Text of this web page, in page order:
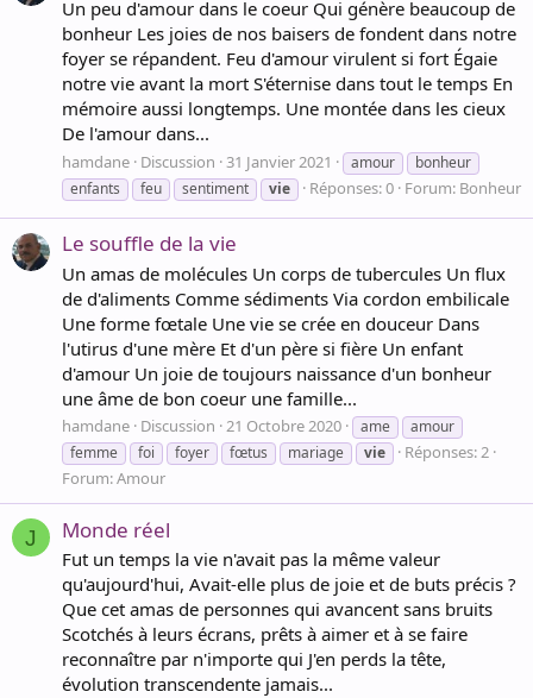
Un peu d'amour dans le coeur Qui génère beaucoup de
bonheur Les joies de nos baisers de fondent dans notre
foyer se répandent. Feu d'amour virulent si fort Égaie
notre vie avant la mort S'éternise dans tout le temps En
mémoire aussi longtemps. Une montée dans les cieux
De l'amour dans...
hamdane Discussion 31 Janvier 2021 amour
bonheur
enfants
feu sentiment vie Réponses: 0 Forum: Bonheur
Le souffle de la vie
Un amas de molécules Un corps de tubercules Un flux
de d'aliments Comme sédiments Via cordon embilicale
Une forme fœtale Une vie se crée en douceur Dans
l'utirus d'une mère Et d'un père si fière Un enfant
d'amour Un joie de toujours naissance d'un bonheur
une âme de bon coeur une famille...
hamdane Discussion 21 Octobre 2020 ame
amour
femme
foi foyer fœtus mariage vie
Réponses: 2
Forum:Amour
J Monde réel
Fut un temps la vie n'avait pas la même valeur
qu'aujourd'hui, Avait-elle plus de joie et de buts précis ?
Que cet amas de personnes qui avancent sans bruits
Scotchés à leurs écrans, prêts à aimer et à se faire
reconnaître par n'importe qui J'en perds la tête,
évolution transcendente jamais...